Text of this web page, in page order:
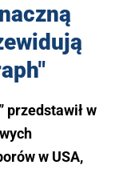
przedstawił w
w USA,